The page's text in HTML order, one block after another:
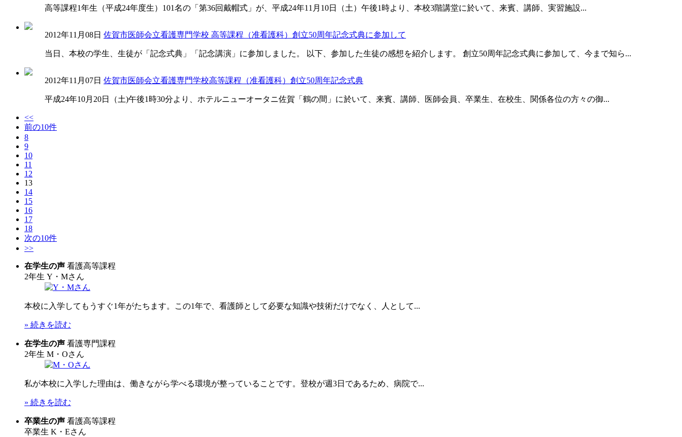
高等課程1年生（平成24年度生）101名の「第36回戴帽式」が、平成24年11月10日（土）午後1時より、本校3階講堂に於いて、来賓、講師、実習施設...
2012年11月08日 佐賀市医師会立看護専門学校 高等課程（准看護科）創立50周年記念式典に参加して
当日、本校の学生、生徒が「記念式典」「記念講演」に参加しました。 以下、参加した生徒の感想を紹介します。 創立50周年記念式典に参加して、今まで知ら...
2012年11月07日 佐賀市医師会立看護専門学校高等課程（准看護科）創立50周年記念式典
平成24年10月20日（土)午後1時30分より、ホテルニューオータニ佐賀「鶴の間」に於いて、来賓、講師、医師会員、卒業生、在校生、関係各位の方々の御...
<<
前の10件
8
9
10
11
12
13
14
15
16
17
18
次の10件
>>
在学生の声 看護高等課程
2年生 Y・Mさん
本校に入学してもうすぐ1年がたちます。この1年で、看護師として必要な知識や技術だけでなく、人として...
» 続きを読む
在学生の声 看護専門課程
2年生 M・Oさん
私が本校に入学した理由は、働きながら学べる環境が整っていることです。登校が週3日であるため、病院で...
» 続きを読む
卒業生の声 看護高等課程
卒業生 K・Eさん